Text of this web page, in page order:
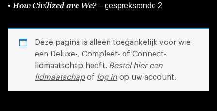
• How Civilized are We?– gespreksronde 2
Deze pagina is alleen toegankelijk voor wie
een Deluxe-, Compleet- of Connect-
lidmaatschap heeft. Bestel hier een
lidmaatschapof log in op uw account.